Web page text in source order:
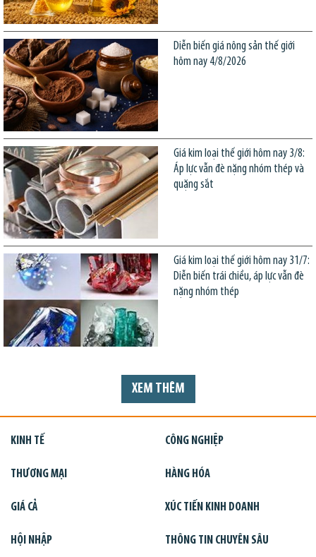
Diễn biến giá nông sản thế giới
hôm nay 4/8/2026
Giá kim loại thế giới hôm nay 3/8:
Áp lực vẫn đè nặng nhóm thép và
quặng sắt
Giá kim loại thế giới hôm nay 31/7:
Diễn biến trái chiều, áp lực vẫn đè
nặng nhóm thép
XEM THÊM
KINH TẾ CÔNG NGHIỆP
THƯƠNG MẠI HÀNG HÓA
GIÁ CẢ XÚC TIẾN KINH DOANH
HỘI NHẬP THÔNG TIN CHUYÊN SÂU